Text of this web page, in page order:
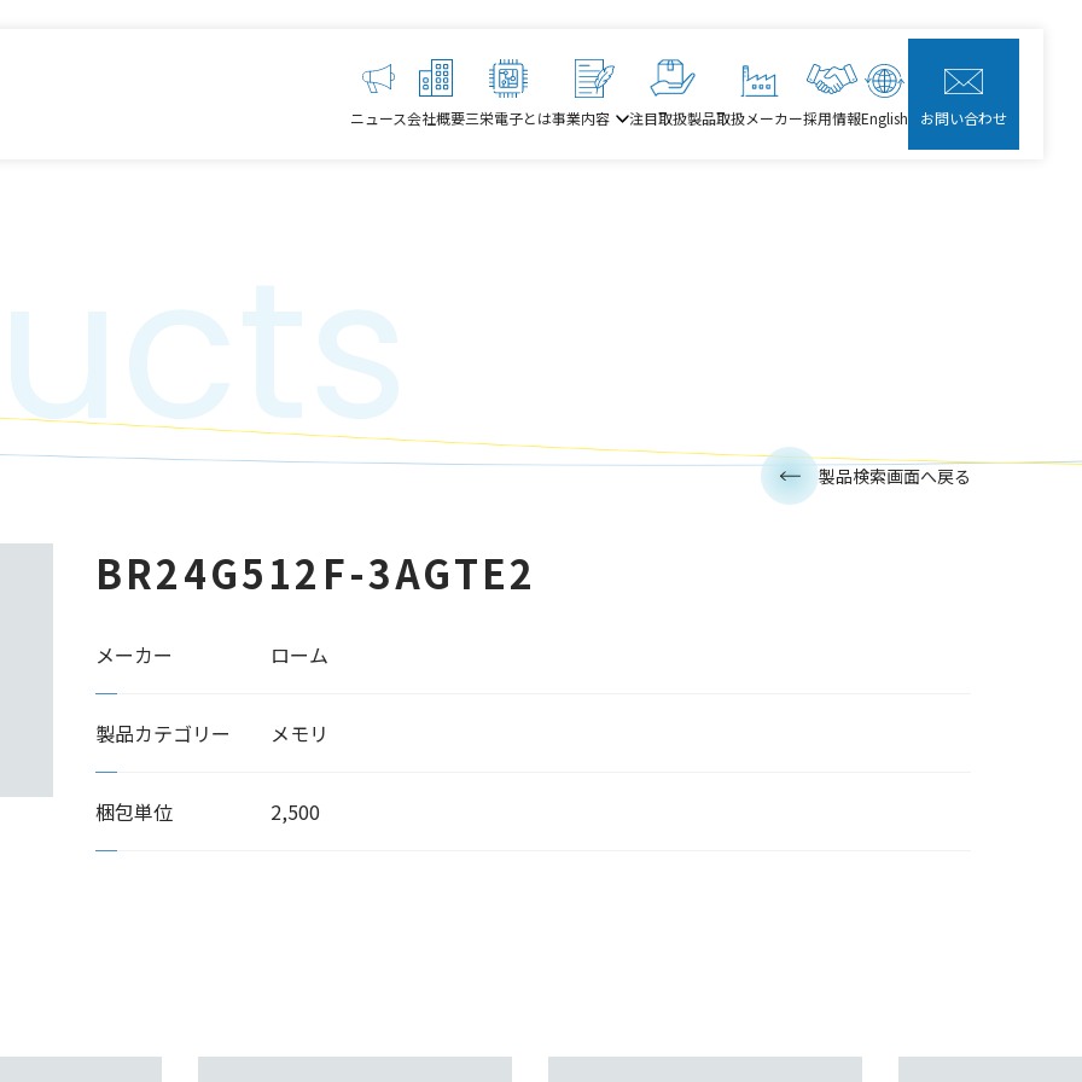
ニュース会社概要三栄電子とは事業内容 注目取扱製品取扱メーカー採用情報English お問い合わせ
BR24G512F-3AGTE2
メーカー ローム
製品カテゴリー メモリ
梱包単位 2,500
製品検索画面へ戻る